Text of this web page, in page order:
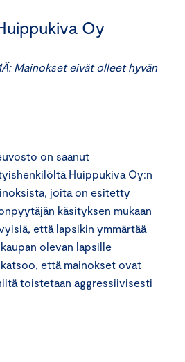
Oy
Mainokset eivät olleet hyvän
on saanut
Huippukiva Oy:n
joita on esitetty
käsityksen mukaan
että lapsikin ymmärtää
olevan lapsille
että mainokset ovat
toistetaan aggressiivisesti